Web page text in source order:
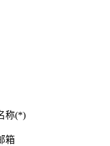
称(*)
箱